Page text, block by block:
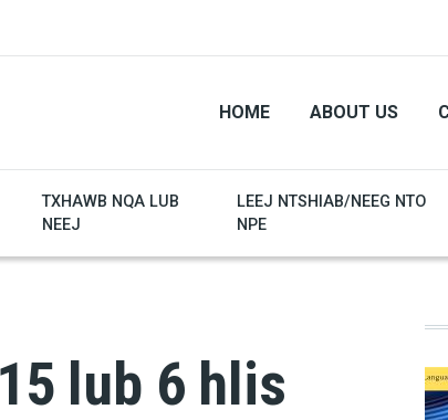
HOME ABOUT US
TXHAWB NQA LUB
NEEJ
LEEJ NTSHIAB/NEEG NTO
NPE
lub 6 hlis